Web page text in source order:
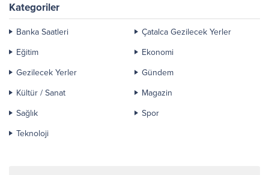
Kategoriler
Banka Saatleri
Çatalca Gezilecek Yerler
Eğitim
Ekonomi
Gezilecek Yerler
Gündem
Kültür / Sanat
Magazin
Sağlık
Spor
Teknoloji